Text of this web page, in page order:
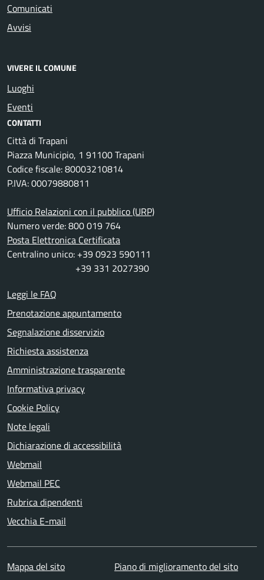
Comunicati
Avvisi
VIVERE IL COMUNE
Luoghi
Eventi
CONTATTI
Città di Trapani
Piazza Municipio, 1 91100 Trapani
Codice fiscale: 80003210814
P.IVA: 00079880811
Ufficio Relazioni con il pubblico (URP)
Numero verde: 800 019 764
Posta Elettronica Certificata
Centralino unico: +39 0923 590111
+39 331 2027390
Leggi le FAQ
Prenotazione appuntamento
Segnalazione disservizio
Richiesta assistenza
Amministrazione trasparente
Informativa privacy
Cookie Policy
Note legali
Dichiarazione di accessibilità
Webmail
Webmail PEC
Rubrica dipendenti
Vecchia E-mail
Mappa del sito Piano di miglioramento del sito